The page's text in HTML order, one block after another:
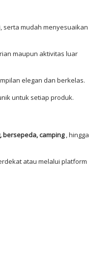
serta mudah menyesuaikan
maupun aktivitas luar
elegan dan berkelas.
untuk setiap produk.
bersepeda, camping, hingga
atau melalui platform